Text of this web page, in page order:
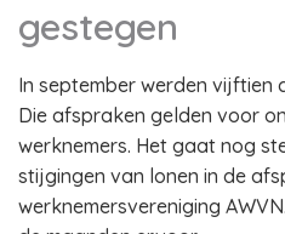
gestegen
In september werden
Die afspraken gelden voor
werknemers. Het gaat nog
stijgingen van lonen in de
werknemersvereniging